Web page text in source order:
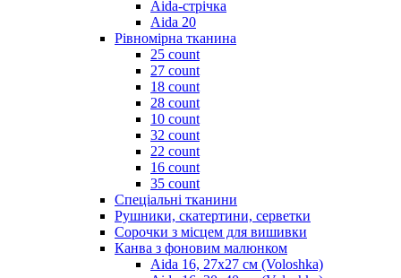
Aida-стрічка
Aida 20
Рівномірна тканина
25 count
27 count
18 count
28 count
10 count
32 count
22 count
16 count
35 count
Спеціальні тканини
Рушники, скатертини, серветки
Сорочки з місцем для вишивки
Канва з фоновим малюнком
Aida 16, 27х27 см (Voloshka)